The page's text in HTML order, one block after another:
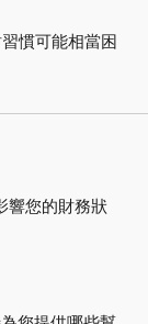
慣可能相當困
響您的財務狀